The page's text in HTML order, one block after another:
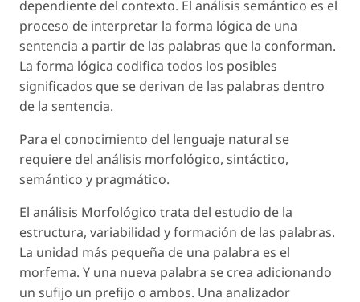
dependiente del contexto. El análisis semántico es el
proceso de interpretar la forma lógica de una
sentencia a partir de las palabras que la conforman.
La forma lógica codifica todos los posibles
significados que se derivan de las palabras dentro
de la sentencia.
Para el conocimiento del lenguaje natural se
requiere del análisis morfológico, sintáctico,
semántico y pragmático.
El análisis Morfológico trata del estudio de la
estructura, variabilidad y formación de las palabras.
La unidad más pequeña de una palabra es el
morfema. Y una nueva palabra se crea adicionando
un sufijo un prefijo o ambos. Una analizador